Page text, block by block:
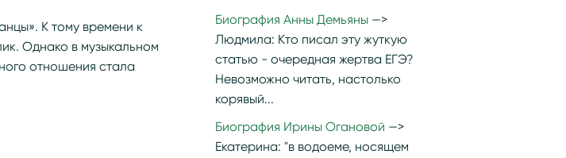
К тому времени к
Однако в музыкальном
отношения стала
Биография Анны Демьяны
Людмила: Кто писал эту жуткую
статью - очередная жертва ЕГЭ?
Невозможно читать, настолько
корявый...
Биография Ирины Огановой
Екатерина: "в водоеме, носящем